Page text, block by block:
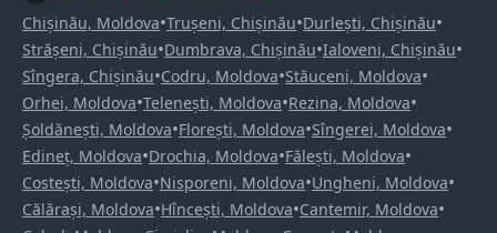
Chișinău, Moldova•Trușeni, Chișinău•Durlești, Chișinău•
Strășeni, Chișinău•Dumbrava, Chișinău•Ialoveni, Chișinău•
Sîngera, Chișinău•Codru, Moldova•Stăuceni, Moldova•
Orhei, Moldova•Telenești, Moldova•Rezina, Moldova•
Șoldănești, Moldova•Florești, Moldova•Sîngerei, Moldova•
Edineț, Moldova•Drochia, Moldova•Fălești, Moldova•
Costești, Moldova•Nisporeni, Moldova•Ungheni, Moldova•
Călărași, Moldova•Hîncești, Moldova•Cantemir, Moldova•